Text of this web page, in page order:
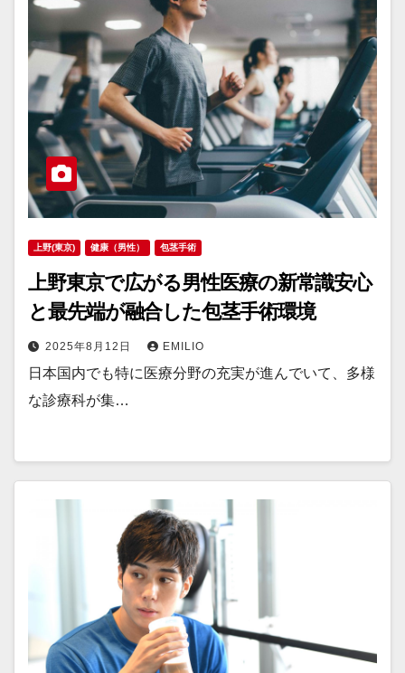
上野(東京) 健康（男性） 包茎手術
上野東京で広がる男性医療の新常識安心
と最先端が融合した包茎手術環境
2025年8月12日 EMILIO
日本国内でも特に医療分野の充実が進んでいて、多様
な診療科が集…